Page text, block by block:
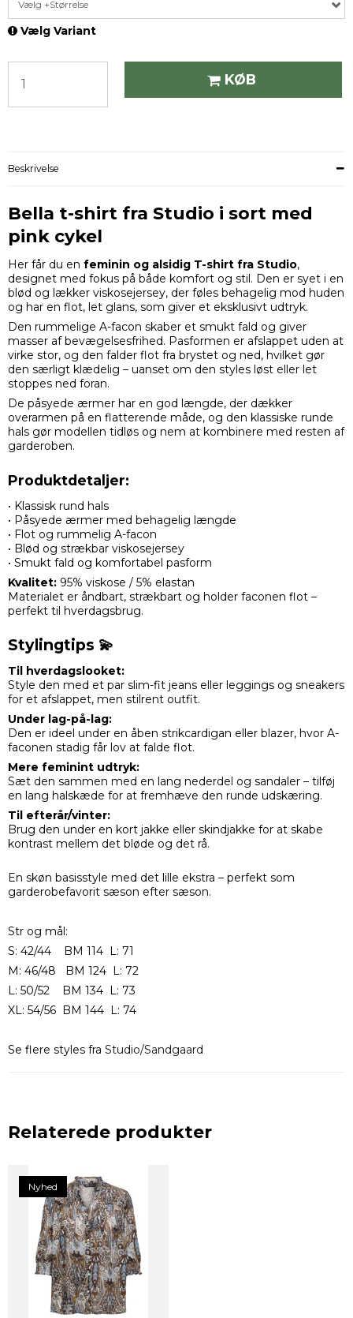
Vælg +Størrelse
Vælg Variant
KØB
Beskrivelse
Bella t-shirt fra Studio i sort med
pink cykel
Her får du en feminin og alsidig T-shirt fra Studio,
designet med fokus på både komfort og stil. Den er syet i en
blød og lækker viskosejersey, der føles behagelig mod huden
og har en flot, let glans, som giver et eksklusivt udtryk.
Den rummelige A-facon skaber et smukt fald og giver
masser af bevægelsesfrihed. Pasformen er afslappet uden at
virke stor, og den falder flot fra brystet og ned, hvilket gør
den særligt klædelig – uanset om den styles løst eller let
stoppes ned foran.
De påsyede ærmer har en god længde, der dækker
overarmen på en flatterende måde, og den klassiske runde
hals gør modellen tidløs og nem at kombinere med resten af
garderoben.
Produktdetaljer:
• Klassisk rund hals
• Påsyede ærmer med behagelig længde
• Flot og rummelig A-facon
• Blød og strækbar viskosejersey
• Smukt fald og komfortabel pasform
Kvalitet: 95% viskose / 5% elastan
Materialet er åndbart, strækbart og holder faconen flot –
perfekt til hverdagsbrug.
Stylingtips 💫
Til hverdagslooket:
Style den med et par slim-fit jeans eller leggings og sneakers
for et afslappet, men stilrent outfit.
Under lag-på-lag:
Den er ideel under en åben strikcardigan eller blazer, hvor A-
faconen stadig får lov at falde flot.
Mere feminint udtryk:
Sæt den sammen med en lang nederdel og sandaler – tilføj
en lang halskæde for at fremhæve den runde udskæring.
Til efterår/vinter:
Brug den under en kort jakke eller skindjakke for at skabe
kontrast mellem det bløde og det rå.
En skøn basisstyle med det lille ekstra – perfekt som
garderobefavorit sæson efter sæson.
Str og mål:
S: 42/44 BM 114 L: 71
M: 46/48 BM 124 L: 72
L: 50/52 BM 134 L: 73
XL: 54/56 BM 144 L: 74
Se flere styles fra Studio/Sandgaard
Relaterede produkter
Nyhed